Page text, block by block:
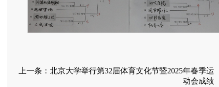
上一条： 北京大学举行第32届体育文化节暨2025年春季运
动会成绩